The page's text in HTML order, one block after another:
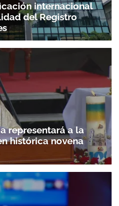
internacional
del Registro
representará a la
histórica novena